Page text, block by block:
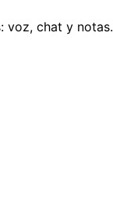
voz, chat y notas.